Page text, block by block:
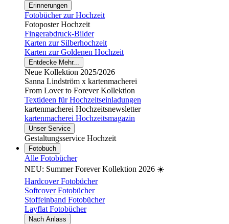
Erinnerungen
Fotobücher zur Hochzeit
Fotoposter Hochzeit
Fingerabdruck-Bilder
Karten zur Silberhochzeit
Karten zur Goldenen Hochzeit
Entdecke Mehr...
Neue Kollektion 2025/2026
Sanna Lindström x kartenmacherei
From Lover to Forever Kollektion
Textideen für Hochzeitseinladungen
kartenmacherei Hochzeitsnewsletter
kartenmacherei Hochzeitsmagazin
Unser Service
Gestaltungsservice Hochzeit
Fotobuch
Alle Fotobücher
NEU: Summer Forever Kollektion 2026 ☀️
Hardcover Fotobücher
Softcover Fotobücher
Stoffeinband Fotobücher
Layflat Fotobücher
Nach Anlass